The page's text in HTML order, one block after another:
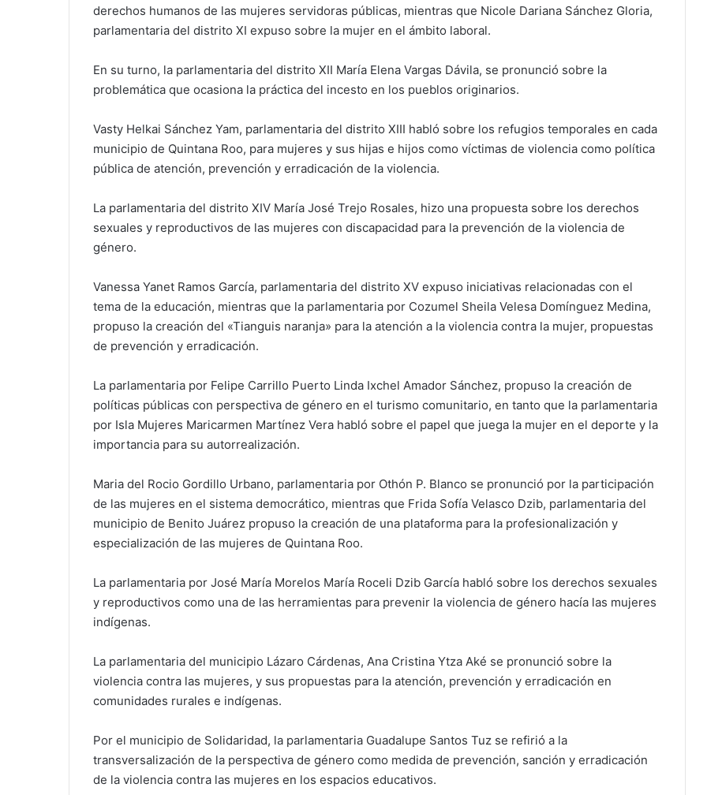
derechos humanos de las mujeres servidoras públicas, mientras que Nicole Dariana Sánchez Gloria,
parlamentaria del distrito XI expuso sobre la mujer en el ámbito laboral.
En su turno, la parlamentaria del distrito XII María Elena Vargas Dávila, se pronunció sobre la
problemática que ocasiona la práctica del incesto en los pueblos originarios.
Vasty Helkai Sánchez Yam, parlamentaria del distrito XIII habló sobre los refugios temporales en cada
municipio de Quintana Roo, para mujeres y sus hijas e hijos como víctimas de violencia como política
pública de atención, prevención y erradicación de la violencia.
La parlamentaria del distrito XIV María José Trejo Rosales, hizo una propuesta sobre los derechos
sexuales y reproductivos de las mujeres con discapacidad para la prevención de la violencia de
género.
Vanessa Yanet Ramos García, parlamentaria del distrito XV expuso iniciativas relacionadas con el
tema de la educación, mientras que la parlamentaria por Cozumel Sheila Velesa Domínguez Medina,
propuso la creación del «Tianguis naranja» para la atención a la violencia contra la mujer, propuestas
de prevención y erradicación.
La parlamentaria por Felipe Carrillo Puerto Linda Ixchel Amador Sánchez, propuso la creación de
políticas públicas con perspectiva de género en el turismo comunitario, en tanto que la parlamentaria
por Isla Mujeres Maricarmen Martínez Vera habló sobre el papel que juega la mujer en el deporte y la
importancia para su autorrealización.
Maria del Rocio Gordillo Urbano, parlamentaria por Othón P. Blanco se pronunció por la participación
de las mujeres en el sistema democrático, mientras que Frida Sofía Velasco Dzib, parlamentaria del
municipio de Benito Juárez propuso la creación de una plataforma para la profesionalización y
especialización de las mujeres de Quintana Roo.
La parlamentaria por José María Morelos María Roceli Dzib García habló sobre los derechos sexuales
y reproductivos como una de las herramientas para prevenir la violencia de género hacía las mujeres
indígenas.
La parlamentaria del municipio Lázaro Cárdenas, Ana Cristina Ytza Aké se pronunció sobre la
violencia contra las mujeres, y sus propuestas para la atención, prevención y erradicación en
comunidades rurales e indígenas.
Por el municipio de Solidaridad, la parlamentaria Guadalupe Santos Tuz se refirió a la
transversalización de la perspectiva de género como medida de prevención, sanción y erradicación
de la violencia contra las mujeres en los espacios educativos.